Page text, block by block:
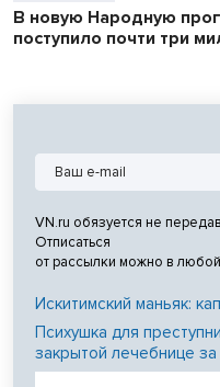
В новую Народную
поступило почти три
VN.ru обязуется не
Отписаться
от рассылки можно в
Искитимский маньяк:
Психушка для
закрытой лечебнице